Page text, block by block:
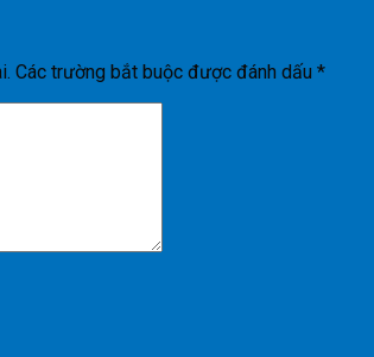
Các trường bắt buộc được đánh dấu *